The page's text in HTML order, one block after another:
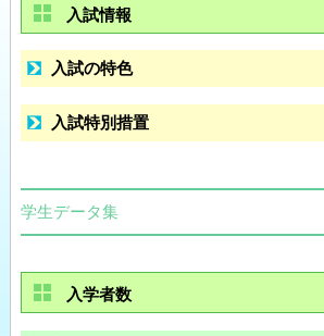
入試情報
入試の特色
入試特別措置
学生データ集
入学者数